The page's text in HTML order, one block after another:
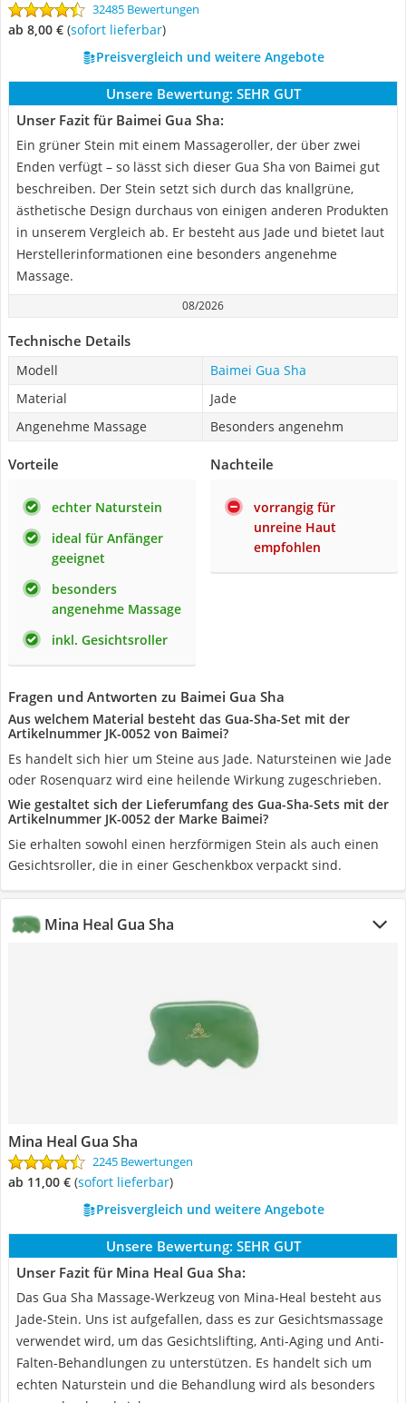
32485 Bewertungen
ab 8,00 € ( Sofort lieferbar)
Preisvergleich und weitere Angebote
Unsere Bewertung: SEHR GUT
Unser Fazit für Baimei Gua Sha:
Ein grüner Stein mit einem Massageroller, der über zwei
Enden verfügt – so lässt sich dieser Gua Sha von Baimei gut
beschreiben. Der Stein setzt sich durch das knallgrüne,
ästhetische Design durchaus von einigen anderen Produkten
in unserem Vergleich ab. Er besteht aus Jade und bietet laut
Herstellerinformationen eine besonders angenehme
Massage.
08/2026
Technische Details
Modell
Baimei Gua Sha
Material
Jade
Angenehme Massage
Besonders angenehm
Vorteile
echter Naturstein
ideal für Anfänger
geeignet
besonders
angenehme Massage
inkl. Gesichtsroller
Nachteile
vorrangig für
unreine Haut
empfohlen
Fragen und Antworten zu Baimei Gua Sha
Aus welchem Material besteht das Gua-Sha-Set mit der
Artikelnummer JK-0052 von Baimei?
Es handelt sich hier um Steine aus Jade. Natursteinen wie Jade
oder Rosenquarz wird eine heilende Wirkung zugeschrieben.
Wie gestaltet sich der Lieferumfang des Gua-Sha-Sets mit der
Artikelnummer JK-0052 der Marke Baimei?
Sie erhalten sowohl einen herzförmigen Stein als auch einen
Gesichtsroller, die in einer Geschenkbox verpackt sind.
Mina Heal Gua Sha
Mina Heal Gua Sha
2245 Bewertungen
ab 11,00 € ( Sofort lieferbar)
Preisvergleich und weitere Angebote
Unsere Bewertung: SEHR GUT
Unser Fazit für Mina Heal Gua Sha:
Das Gua Sha Massage-Werkzeug von Mina-Heal besteht aus
Jade-Stein. Uns ist aufgefallen, dass es zur Gesichtsmassage
verwendet wird, um das Gesichtslifting, Anti-Aging und Anti-
Falten-Behandlungen zu unterstützen. Es handelt sich um
echten Naturstein und die Behandlung wird als besonders